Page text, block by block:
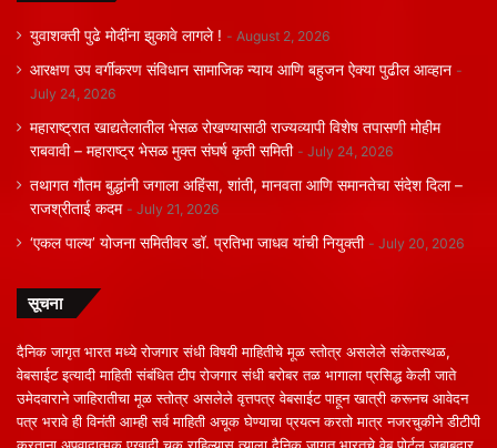
युवाशक्ती पुढे मोदींना झुकावे लागले ! August 2, 2026
आरक्षण उप वर्गीकरण संविधान सामाजिक न्याय आणि बहुजन ऐक्या पुढील आव्हान
July 24, 2026
महाराष्ट्रात खाद्यतेलातील भेसळ रोखण्यासाठी राज्यव्यापी विशेष तपासणी मोहीम
राबवावी – महाराष्ट्र भेसळ मुक्त संघर्ष कृती समिती
July 24, 2026
तथागत गौतम बुद्धांनी जगाला अहिंसा, शांती, मानवता आणि समानतेचा संदेश दिला –
राजश्रीताई कदम
July 21, 2026
‘एकल पाल्य’ योजना समितीवर डॉ. प्रतिभा जाधव यांची नियुक्ती July 20, 2026
सूचना
दैनिक जागृत भारत मध्ये रोजगार संधी विषयी माहितीचे मूळ स्तोत्र असलेले संकेतस्थळ,
वेबसाईट इत्यादी माहिती संबंधित टीप रोजगार संधी बरोबर तळ भागाला प्रसिद्ध केली जाते
उमेदवाराने जाहिरातीचा मूळ स्तोत्र असलेले वृत्तपत्र वेबसाईट पाहून खात्री करूनच आवेदन
पत्र भरावे ही विनंती आम्ही सर्व माहिती अचूक घेण्याचा प्रयत्न करतो मात्र नजरचुकीने डीटीपी